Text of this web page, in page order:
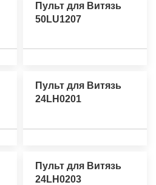
Пульт для Витязь
50LU1207
Пульт для Витязь
24LH0201
Пульт для Витязь
24LH0203